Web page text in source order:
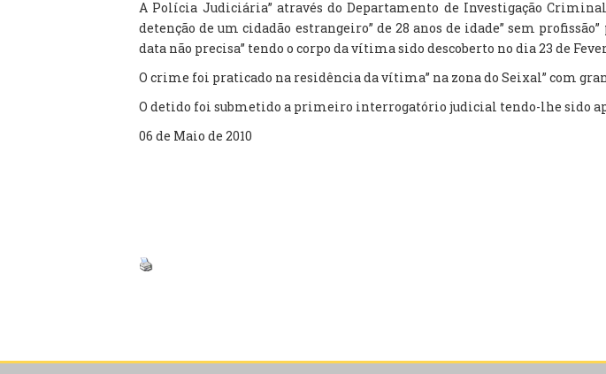
A Polícia Judiciária” através do Departamento de Investigação
detenção de um cidadão estrangeiro” de 28 anos de idade” sem
data não precisa” tendo o corpo da vítima sido descoberto no dia 23 de
O crime foi praticado na residência da vítima” na zona do Seixal” com
O detido foi submetido a primeiro interrogatório judicial tendo-lhe sido
06 de Maio de 2010